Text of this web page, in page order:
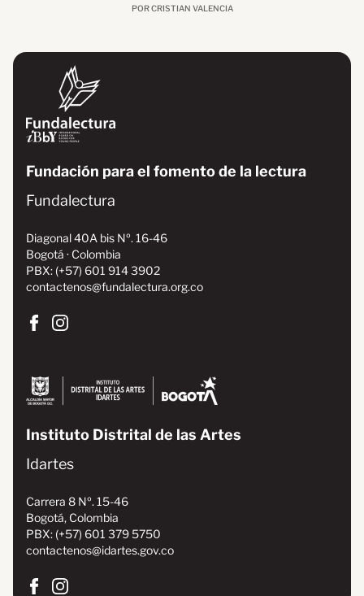
POR CRISTIAN VALENCIA
Fundación para el fomento de la lectura
Fundalectura
Diagonal 40A bis Nº. 16-46
Bogotá · Colombia
PBX: (+57) 601 914 3902
contactenos@fundalectura.org.co
Instituto Distrital de las Artes
Idartes
Carrera 8 Nº. 15-46
Bogotá, Colombia
PBX: (+57) 601 379 5750
contactenos@idartes.gov.co